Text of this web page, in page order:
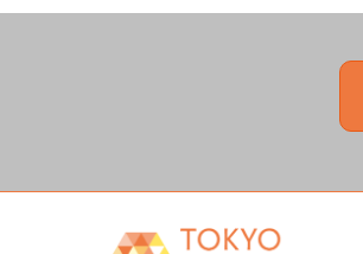
ミネラル&ストーンFES